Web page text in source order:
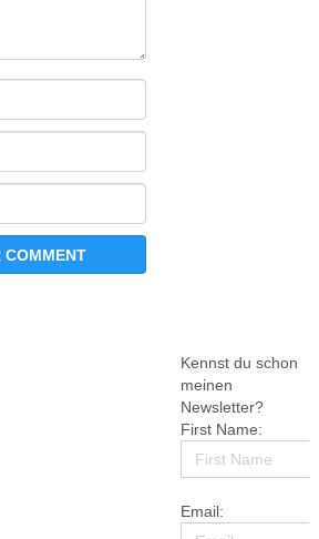
Kennst du schon
meinen
Newsletter?
First Name:
Email: